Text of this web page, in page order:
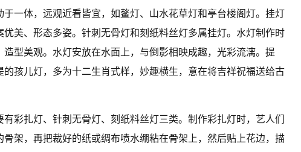
于一体，远观近看皆宜，如鳌灯、山水花草灯和亭台楼阁灯。挂灯
美、形态多姿。针刺无骨灯和刻纸料丝灯多属挂灯。水灯制作时
造型美观。水灯安放在水面上，与倒影相映成趣，光彩流漓。提
的孩儿灯，多为十二生肖式样，妙趣横生，意在将吉祥祝福送给古
有彩扎灯、针刺无骨灯、刻纸料丝灯三类。制作彩扎灯时，艺人们
骨架，再把裁好的纸或绸布喷水绷粘在骨架上，然后贴上花边，描